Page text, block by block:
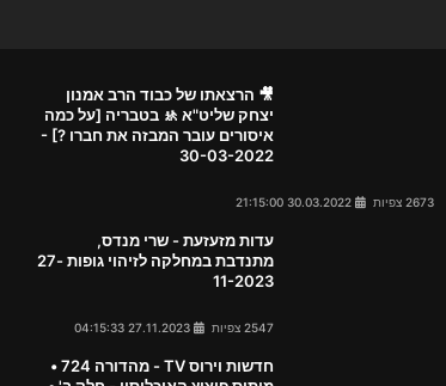
🎥 הרצאתו של כבוד הרב אמנון
יצחק שליט"א 🚸 בטבריה [על כמה
איסורים עובר המבזה את חברו ?] -
30-03-2022
2673 צפיות
עדות מזעזעת - שרי מנדס,
מתנדבת במחלקה לזיהוי גופות 27-
11-2023
2547 צפיות
חדשות וירוס TV - מהדורה 724 •